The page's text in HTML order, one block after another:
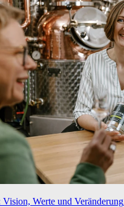
Werte und Veränderung